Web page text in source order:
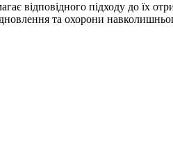
відповідного підходу до їх
та охорони